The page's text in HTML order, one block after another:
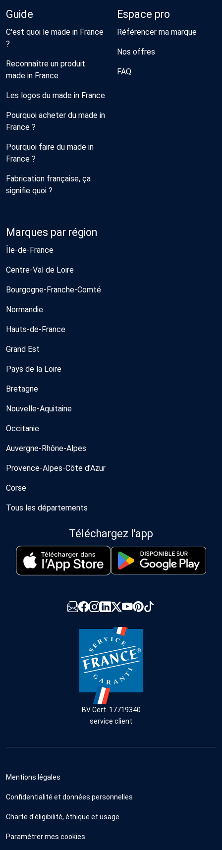
Guide
C'est quoi le made in France
?
Reconnaître un produit
made in France
Les logos du made in France
Pourquoi acheter du made in
France ?
Pourquoi faire du made in
France ?
Fabrication française, ça
signifie quoi ?
Espace pro
Référencer ma marque
Nos offres
FAQ
Marques par région
Île-de-France
Centre-Val de Loire
Bourgogne-Franche-Comté
Normandie
Hauts-de-France
Grand Est
Pays de la Loire
Bretagne
Nouvelle-Aquitaine
Occitanie
Auvergne-Rhône-Alpes
Provence-Alpes-Côte d'Azur
Corse
Tous les départements
Téléchargez l'app
BV Cert. 17719340
service client
Mentions légales
Confidentialité et données personnelles
Charte d'éligibilité, éthique et usage
Paramétrer mes cookies